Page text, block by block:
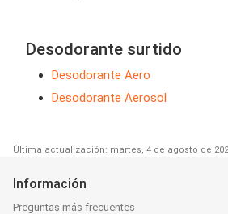
Desodorante surtido
Desodorante Aero
Desodorante Aerosol
Última actualización: martes, 4 de agosto de
Información
Preguntas más frecuentes